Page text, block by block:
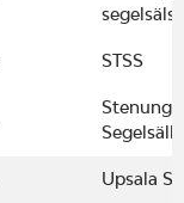
STSS
Upsala